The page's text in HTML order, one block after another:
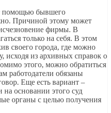
помощью бывшего
Причиной этому может
фирмы. В
только на себя. В этом
своего города, где можно
исходя из архивных справок о
этого, можно обратиться
работодатели обязаны
Еще есть вариант –
на основании этого суд
органы с целью получения